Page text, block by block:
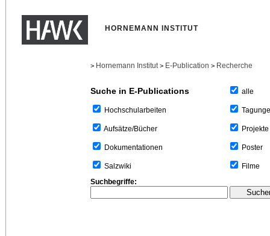
HORNEMANN INSTITUT
> Hornemann Institut > E-Publication > Recherche
Suche in E-Publications
Hochschularbeiten
Aufsätze/Bücher
Dokumentationen
Salzwiki
alle
Projekte
Poster
Filme
Suchbegriffe: